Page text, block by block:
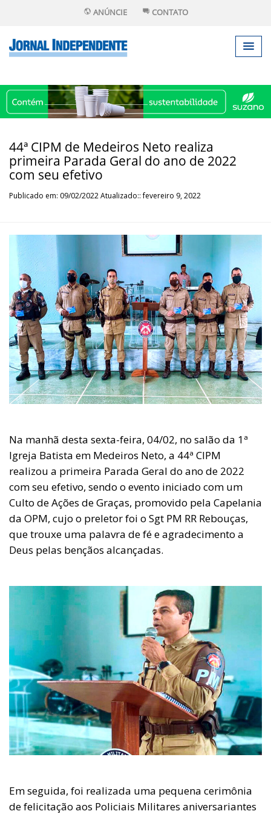
ANÚNCIE CONTATO
44ª CIPM de Medeiros Neto realiza
primeira Parada Geral do ano de 2022
com seu efetivo
Publicado em: 09/02/2022 Atualizado:: fevereiro 9, 2022
Na manhã desta sexta-feira, 04/02, no salão da 1ª
Igreja Batista em Medeiros Neto, a 44ª CIPM
realizou a primeira Parada Geral do ano de 2022
com seu efetivo, sendo o evento iniciado com um
Culto de Ações de Graças, promovido pela Capelania
da OPM, cujo o preletor foi o Sgt PM RR Rebouças,
que trouxe uma palavra de fé e agradecimento a
Deus pelas bençãos alcançadas.
Em seguida, foi realizada uma pequena cerimônia
de felicitação aos Policiais Militares aniversariantes